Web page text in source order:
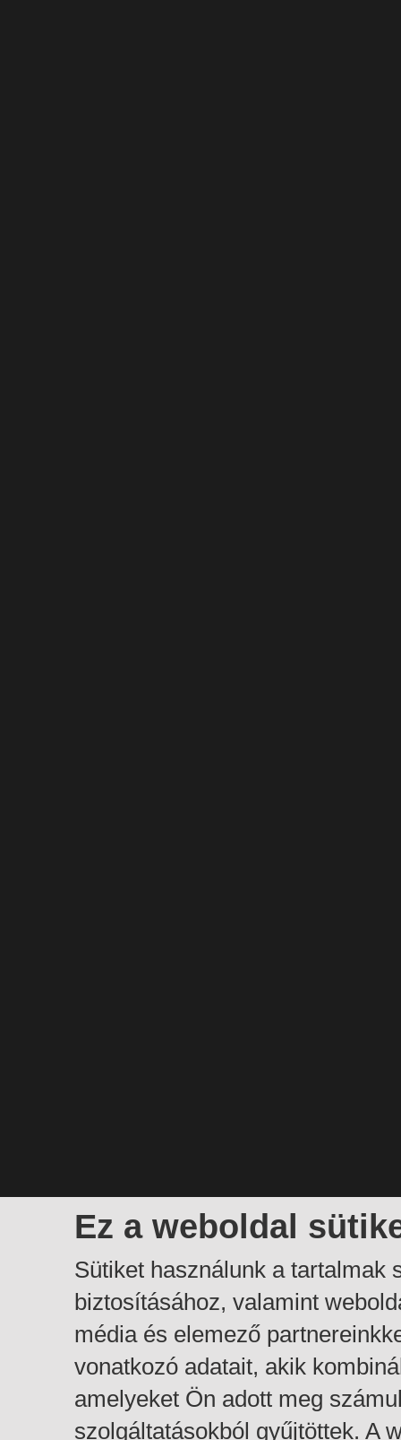
Ez a weboldal
Sütiket használunk a tartalmak
biztosításához, valamint
média és elemező
vonatkozó adatait, akik
amelyeket Ön adott meg
szolgáltatásokból gyűjtöttek. A